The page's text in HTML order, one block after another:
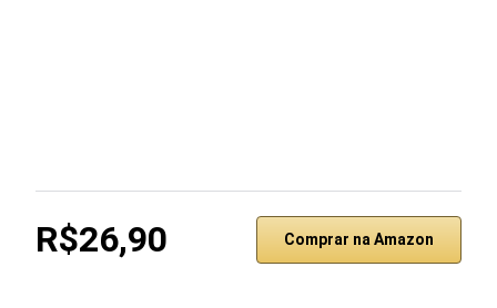
R$26,90 Comprar na Amazon